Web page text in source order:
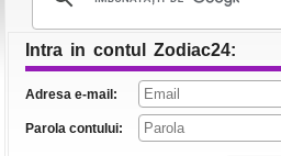
Intra in contul Zodiac24:
Adresa e-mail:
Parola contului: